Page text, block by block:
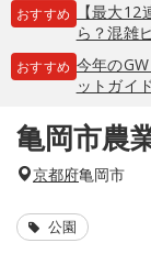
おすすめ
【最大
ら？混雑
おすすめ 今年の
ットガイド
亀岡市農
京都府亀岡市
公園